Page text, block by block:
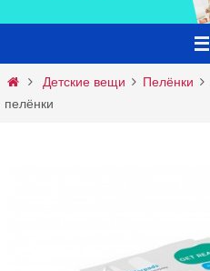
Главная
Детские вещи Пелёнки
пелёнки